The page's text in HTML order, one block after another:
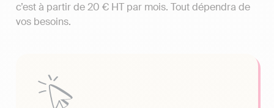
c’est à partir de 20 € HT par mois. Tout dépendra de
vos besoins.